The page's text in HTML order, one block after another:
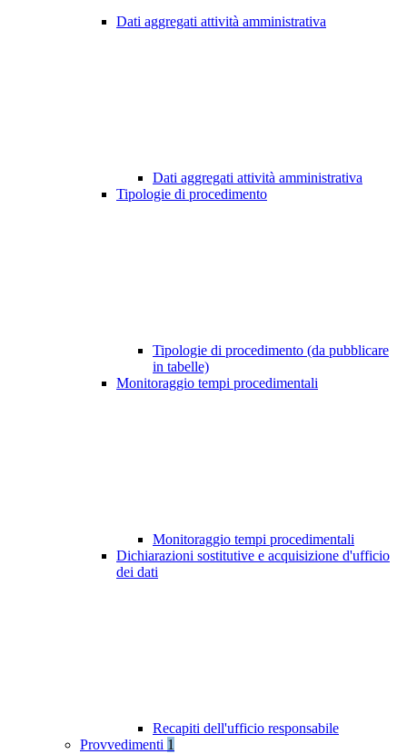
Dati aggregati attività amministrativa
Dati aggregati attività amministrativa
Tipologie di procedimento
Tipologie di procedimento (da pubblicare
in tabelle)
Monitoraggio tempi procedimentali
Monitoraggio tempi procedimentali
Dichiarazioni sostitutive e acquisizione d'ufficio
dei dati
Recapiti dell'ufficio responsabile
Provvedimenti 1